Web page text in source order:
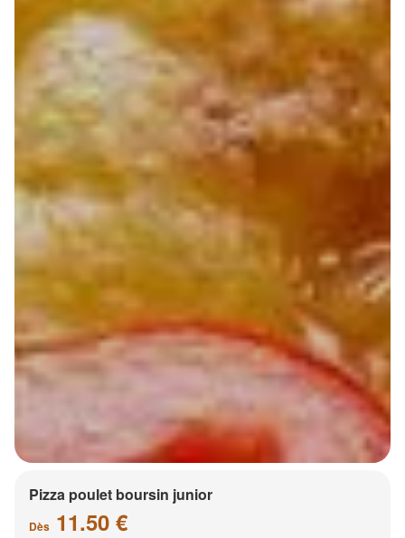
Pizza poulet boursin junior
Dès 11.50 €